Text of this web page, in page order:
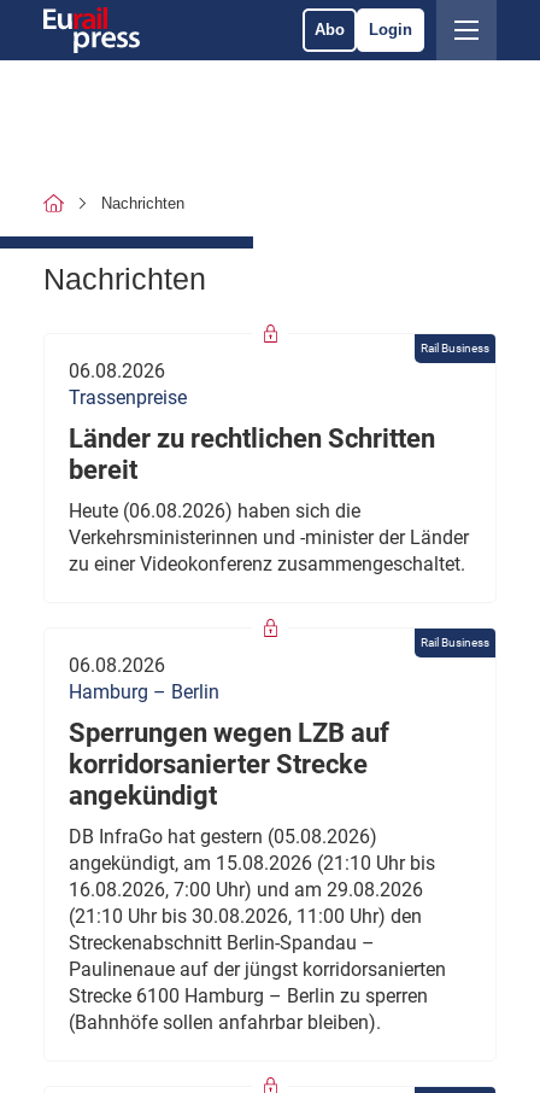
Abo Login
Nachrichten
Nachrichten
Rail Business
06.08.2026
Trassenpreise
Länder zu rechtlichen Schritten
bereit
Heute (06.08.2026) haben sich die
Verkehrsministerinnen und -minister der Länder
zu einer Videokonferenz zusammengeschaltet.
Rail Business
06.08.2026
Hamburg – Berlin
Sperrungen wegen LZB auf
korridorsanierter Strecke
angekündigt
DB InfraGo hat gestern (05.08.2026)
angekündigt, am 15.08.2026 (21:10 Uhr bis
16.08.2026, 7:00 Uhr) und am 29.08.2026
(21:10 Uhr bis 30.08.2026, 11:00 Uhr) den
Streckenabschnitt Berlin-Spandau –
Paulinenaue auf der jüngst korridorsanierten
Strecke 6100 Hamburg – Berlin zu sperren
(Bahnhöfe sollen anfahrbar bleiben).